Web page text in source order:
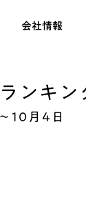
会社情報
ンキン
10月4日